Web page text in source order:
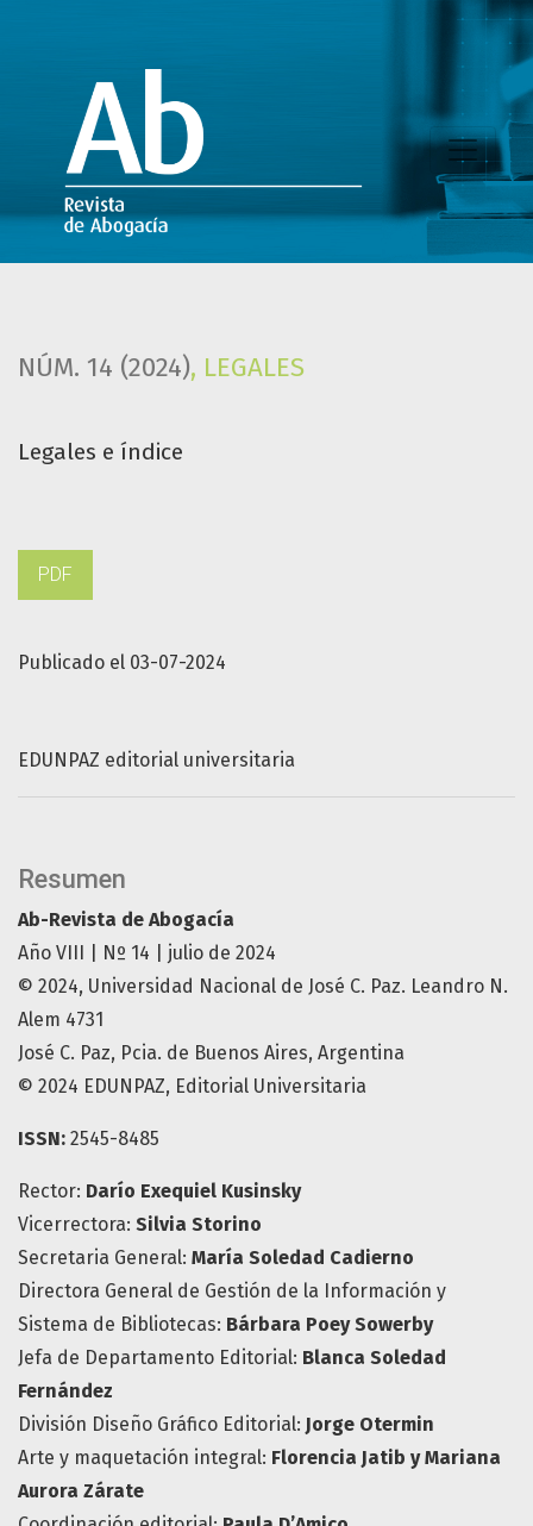
NÚM. 14 (2024), LEGALES
Legales e índice
Publicado el 03-07-2024
PDF
EDUNPAZ editorial universitaria
Resumen
Ab-Revista de Abogacía
Año VIII | Nº 14 | julio de 2024
© 2024, Universidad Nacional de José C. Paz. Leandro N.
Alem 4731
José C. Paz, Pcia. de Buenos Aires, Argentina
© 2024 EDUNPAZ, Editorial Universitaria
ISSN: 2545-8485
Rector: Darío Exequiel Kusinsky
Vicerrectora: Silvia Storino
Secretaria General: María Soledad Cadierno
Directora General de Gestión de la Información y
Sistema de Bibliotecas: Bárbara Poey Sowerby
Jefa de Departamento Editorial: Blanca Soledad
Fernández
División Diseño Gráfico Editorial: Jorge Otermin
Arte y maquetación integral: Florencia Jatib y Mariana
Aurora Zárate